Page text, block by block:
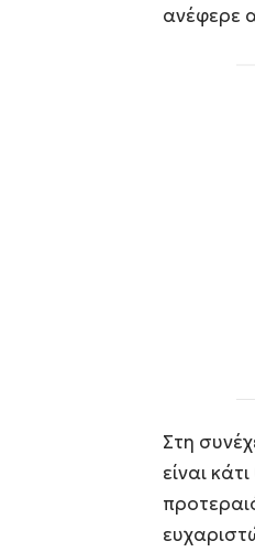
ανέφερε
Στη
είναι